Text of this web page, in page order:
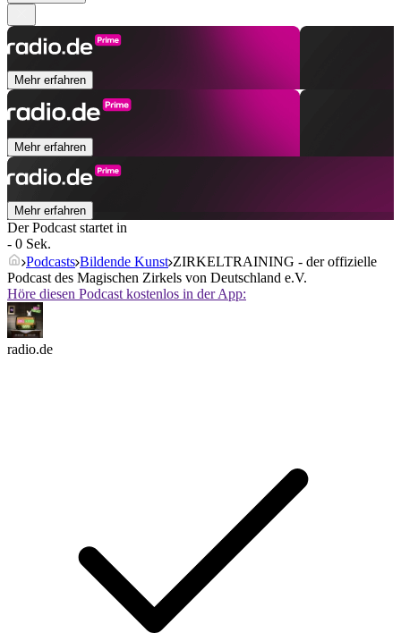
Mehr erfahren
Mehr erfahren
Mehr erfahren
Der Podcast startet in
- 0 Sek.
Podcasts Bildende Kunst ZIRKELTRAINING - der offizielle
Podcast des Magischen Zirkels von Deutschland e.V.
Höre diesen Podcast kostenlos in der App:
radio.de